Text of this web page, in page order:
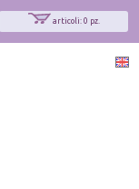
articoli: 0 pz.